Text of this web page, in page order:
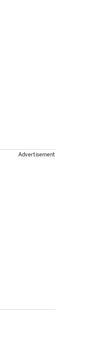
Advertisement